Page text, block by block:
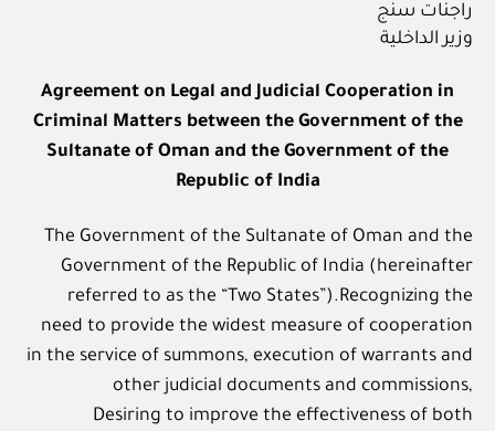
راجنات سنج
وزير الداخلية
Agreement on Legal and Judicial Cooperation in
Criminal Matters between the Government of the
Sultanate of Oman and the Government of the
Republic of India
The Government of the Sultanate of Oman and the
Government of the Republic of India (hereinafter
referred to as the “Two States”).Recognizing the
need to provide the widest measure of cooperation
in the service of summons, execution of warrants and
other judicial documents and commissions,
Desiring to improve the effectiveness of both